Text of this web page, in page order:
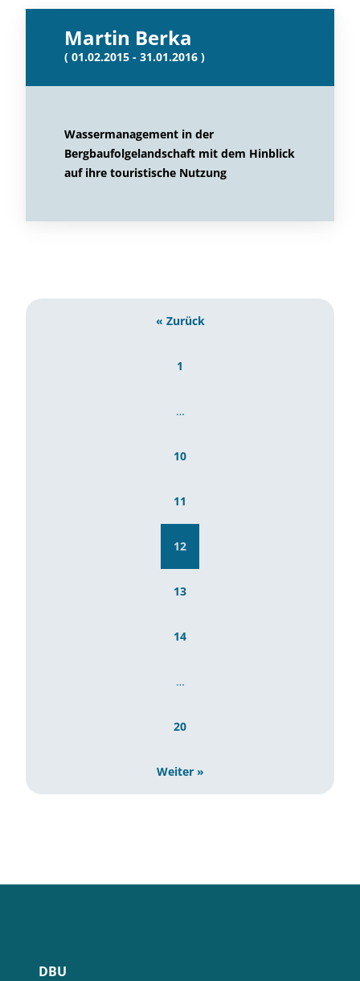
Martin Berka
( 01.02.2015 - 31.01.2016 )
Wassermanagement in der
Bergbaufolgelandschaft mit dem Hinblick
auf ihre touristische Nutzung
« Zurück
1
…
10
11
12
13
14
…
20
Weiter »
DBU